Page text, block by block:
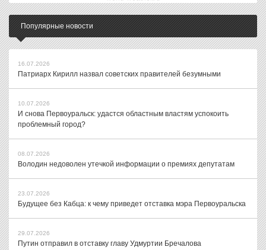
Популярные новости
16.07.2026
Патриарх Кирилл назвал советских правителей безумными
10.07.2026
И снова Первоуральск: удастся областным властям успокоить
проблемный город?
08.07.2026
Володин недоволен утечкой информации о премиях депутатам
23.07.2026
Будущее без Кабца: к чему приведет отставка мэра Первоуральска
29.07.2026
Путин отправил в отставку главу Удмуртии Бречалова